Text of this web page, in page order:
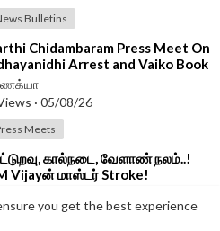
you get the best experience
Bulletins
Chidambaram Press Meet On
Arrest and Vaiko Book
| TVK Govt | Congress
· 05/08/26
Meets
கால்நடை, வேளாண் நலம்..!
Vijayன் மாஸ்டர் Stroke!
05/08/26